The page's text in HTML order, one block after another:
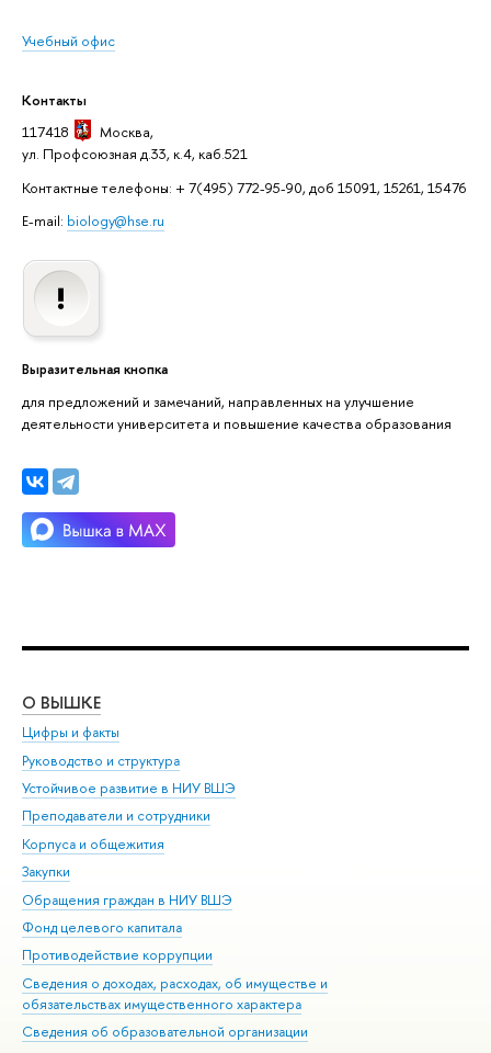
Учебный офис
Контакты
117418
Москва,
ул. Профсоюзная д.33, к.4, каб.521
Контактные телефоны: + 7(495) 772-95-90, доб 15091, 15261, 15476
E-mail: biology@hse.ru
Выразительная кнопка
для предложений и замечаний, направленных на улучшение
деятельности университета и повышение качества образования
О ВЫШКЕ
Цифры и факты
Руководство и структура
Устойчивое развитие в НИУ ВШЭ
Преподаватели и сотрудники
Корпуса и общежития
Закупки
Обращения граждан в НИУ ВШЭ
Фонд целевого капитала
Противодействие коррупции
Сведения о доходах, расходах, об имуществе и
обязательствах имущественного характера
Сведения об образовательной организации